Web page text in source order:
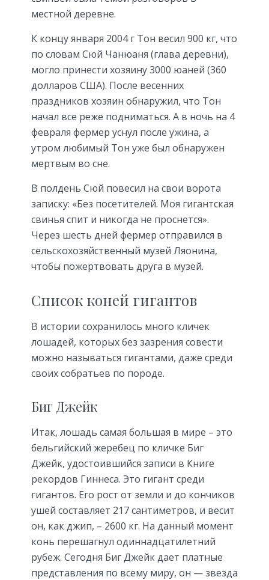
местной деревне.
К концу января 2004 г Тон весил 900 кг, что
по словам Сюй Чанюаня (глава деревни),
могло принести хозяину 3000 юаней (360
долларов США). После весенних
праздников хозяин обнаружил, что Тон
начал все реже подниматься. А в ночь на 4
февраля фермер уснул после ужина, а
утром любимый Тон уже был обнаружен
мертвым во сне.
В полдень Сюй повесил на свои ворота
записку: «Без посетителей. Моя гигантская
свинья спит и никогда не проснется».
Через шесть дней фермер отправился в
сельскохозяйственный музей Ляонина,
чтобы пожертвовать друга в музей.
Список коней гигантов
В истории сохранилось много кличек
лошадей, которых без зазрения совести
можно называться гигантами, даже среди
своих собратьев по породе.
Биг Джейк
Итак, лошадь самая большая в мире – это
бельгийский жеребец по кличке Биг
Джейк, удостоившийся записи в Книге
рекордов Гиннеса. Это гигант среди
гигантов. Его рост от земли и до кончиков
ушей составляет 217 сантиметров, и весит
он, как джип, – 2600 кг. На данный момент
конь перешагнул одиннадцатилетний
рубеж. Сегодня Биг Джейк дает платные
представления по всему миру, он — звезда